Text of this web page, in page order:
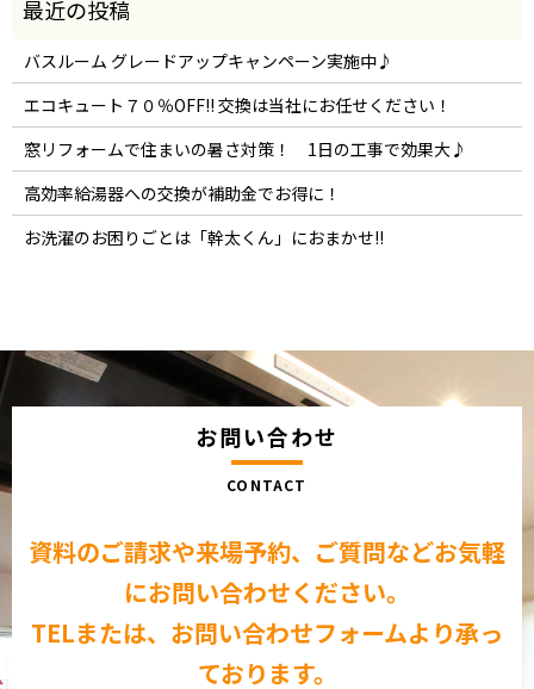
バスルーム グレードアップキャンペーン実施中♪
エコキュート７０％OFF!! 交換は当社にお任せください！
窓リフォームで住まいの暑さ対策！ 1日の工事で効果大♪
高効率給湯器への交換が補助金でお得に！
お洗濯のお困りごとは「幹太くん」におまかせ!!
お問い合わせ
CONTACT
資料のご請求や来場予約、ご質問などお気軽
にお問い合わせください。
TELまたは、お問い合わせフォームより承っ
ております。